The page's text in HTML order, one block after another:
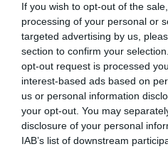
If you wish to opt-out of the
processing of your personal or
targeted advertising by us,
section to confirm your
opt-out request is processed
interest-based ads based on
us or personal information
your opt-out. You may
disclosure of your personal
IAB’s list of downstream